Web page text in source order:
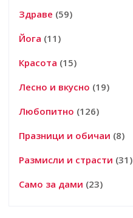
Здраве (59)
Йога (11)
Красота (15)
Лесно и вкусно (19)
Любопитно (126)
Празници и обичаи (8)
Размисли и страсти (31)
Само за дами (23)